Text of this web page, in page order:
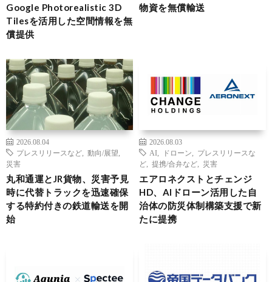
Google Photorealistic 3D
Tilesを活用した空間情報を無
償提供
物資を無償輸送
2026.08.04
プレスリリースなど
動向/展望
災害
丸和通運とJR貨物、災害予見
時に代替トラックを迅速確保
する特約付きの鉄道輸送を開
始
2026.08.03
AI
ドローン
プレスリリースな
ど
提携/合弁など 災害
エアロネクストとチェンジ
HD、AIドローン活用した自
治体の防災体制構築支援で新
たに提携